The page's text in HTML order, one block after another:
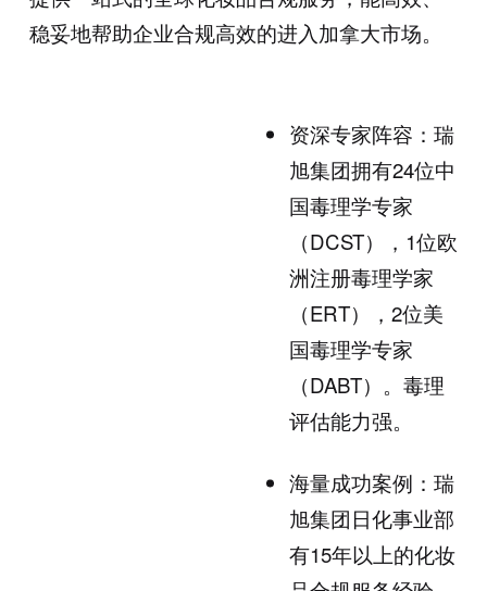
稳妥地帮助企业合规高效的进入加拿大市场。
资深专家阵容：瑞
旭集团拥有24位中
国毒理学专家
（DCST），1位欧
洲注册毒理学家
（ERT），2位美
国毒理学专家
（DABT）。毒理
评估能力强。
海量成功案例：瑞
旭集团日化事业部
有15年以上的化妆